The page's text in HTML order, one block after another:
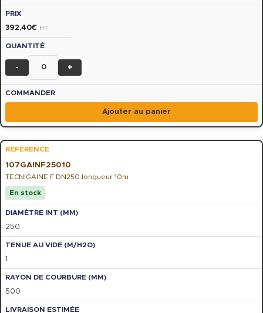
392,40€ HT
- +
Ajouter au panier
107GAINF25010
TECNIGAINE F DN250 longueur 10m
En stock
250
1
500